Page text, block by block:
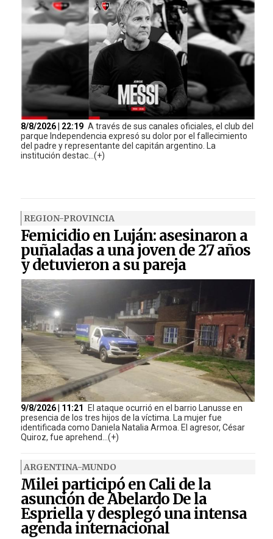
8/8/2026 | 22:19 A través de sus canales oficiales, el club del
parque Independencia expresó su dolor por el fallecimiento
del padre y representante del capitán argentino. La
institución destac...(+)
REGION-PROVINCIA
Femicidio en Luján: asesinaron a
puñaladas a una joven de 27 años
y detuvieron a su pareja
9/8/2026 | 11:21
El ataque ocurrió en el barrio Lanusse en
presencia de los tres hijos de la víctima. La mujer fue
identificada como Daniela Natalia Armoa. El agresor, César
Quiroz, fue aprehend...(+)
ARGENTINA-MUNDO
Milei participó en Cali de la
asunción de Abelardo De la
Espriella y desplegó una intensa
agenda internacional